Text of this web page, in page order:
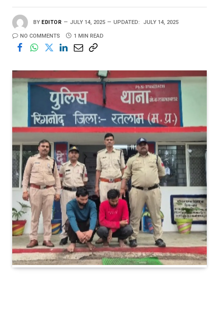
BY EDITOR JULY 14, 2025 UPDATED: JULY 14, 2025
NO COMMENTS 1 MIN READ